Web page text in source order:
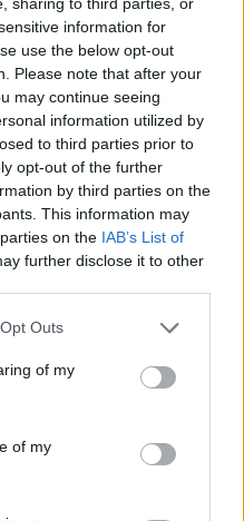
information for
use the below opt-out
Please note that after your
may continue seeing
information utilized by
to third parties prior to
opt-out of the further
by third parties on the
This information may
on the IAB’s List of
further disclose it to other
uses one or more Google
You may click to
and its third-party tags to
purposes in below Google
Outs
of my
of my
tetszeni, de azért írom, hátha
továbbra is ugyanúgy
eddig. De mi van, ha lehet
hogyha azt hallják tőlem,
belőled indul…..
annyian
ugyanazt érti alatta. Valaki
még róla, pedig létezik. Még
rád valaki, hogy…..